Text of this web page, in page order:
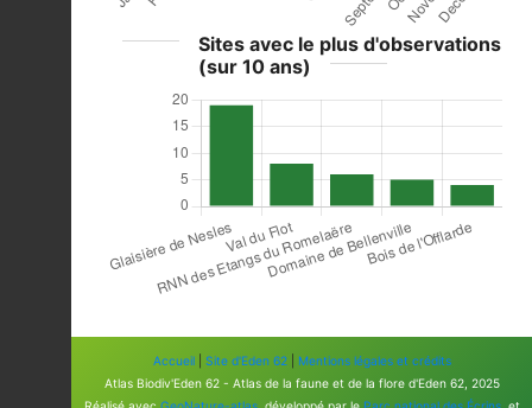
Sites avec le plus d'observations
(sur 10 ans)
Accueil| Site d'Eden 62|
Mentions légales et crédits
Atlas Biodiv'Eden 62 - Atlas de la faune et de la flore d'Eden 62, 2025